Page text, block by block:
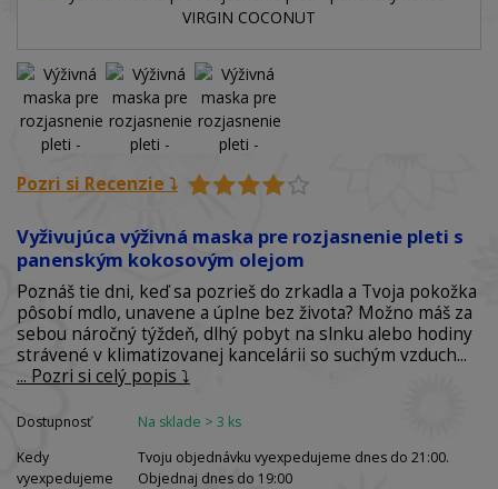
Pozri si Recenzie ⤵️
Vyživujúca výživná maska pre rozjasnenie pleti s
panenským kokosovým olejom
Poznáš tie dni, keď sa pozrieš do zrkadla a Tvoja pokožka
pôsobí mdlo, unavene a úplne bez života? Možno máš za
sebou náročný týždeň, dlhý pobyt na slnku alebo hodiny
strávené v klimatizovanej kancelárii so suchým vzduch...
... Pozri si celý popis ⤵️
Dostupnosť
Na sklade > 3 ks
Kedy
vyexpedujeme
Tvoju objednávku vyexpedujeme dnes do 21:00.
Objednaj dnes do 19:00